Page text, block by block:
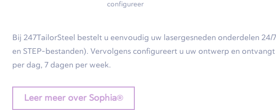
configureer
Bij 247TailorSteel bestelt u eenvoudig uw lasergesneden onderdelen 24/
en STEP-bestanden). Vervolgens configureert u uw ontwerp en
per dag, 7 dagen per week.
Leer meer over Sophia®